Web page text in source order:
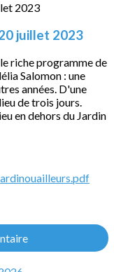
juillet 2023
riche programme de
Salomon : une
années. D'une
de trois jours.
en dehors du Jardin